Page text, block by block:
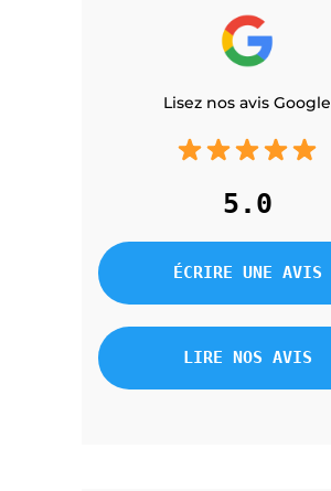
Lisez nos avis Google
5.0
ÉCRIRE UNE AVIS
LIRE NOS AVIS